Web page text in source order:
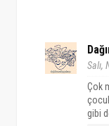
Salı,
Çok
gibi